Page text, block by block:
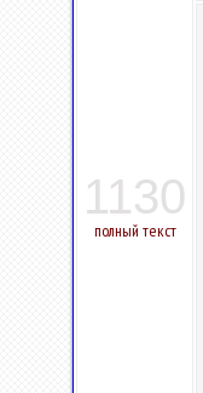
1130
полный текст